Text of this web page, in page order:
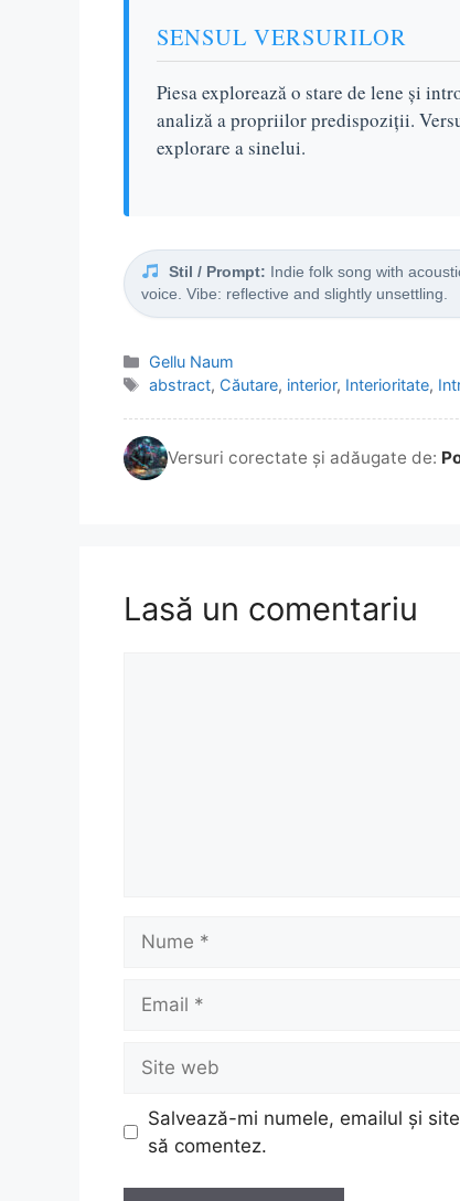
SENSUL VERSURILOR
Piesa explorează o stare de lene și
analiză a propriilor predispoziții.
explorare a sinelui.
Stil / Prompt: Indie folk song with
voice. Vibe: reflective and slightly unsettling.
Categorii
Gellu Naum
Etichete
abstract, Căutare, interior, Interioritate,
Versuri corectate și adăugate de:
Lasă un comentariu
web
Salvează-mi numele, emailul și
să comentez.